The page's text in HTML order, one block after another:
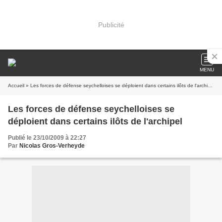
Publicité
MENU
Accueil » Les forces de défense seychelloises se déploient dans certains ilôts de l'archipel
Les forces de défense seychelloises se
déploient dans certains ilôts de l'archipel
Publié le 23/10/2009 à 22:27
Par Nicolas Gros-Verheyde